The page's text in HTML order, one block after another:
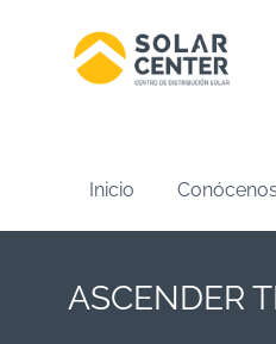
Inicio Conócenos
ASCENDER